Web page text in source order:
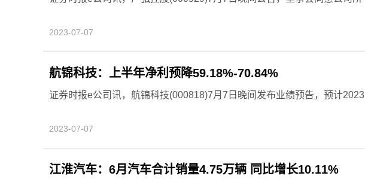
2023-07-07
航锦科技：上半年净利预降59.18%-70.84%
证券时报e公司讯，航锦科技(000818)7月7日晚间发布业绩预告，预计2023
2023-07-07
江淮汽车：6月汽车合计销量4.75万辆 同比增长10.11%